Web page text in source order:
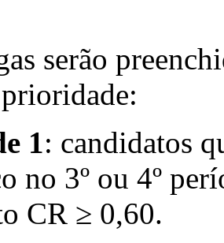
serão
1: candidatos
no 3º ou 4º
CR ≥ 0,60.